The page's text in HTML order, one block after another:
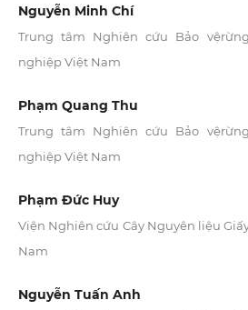
Nguyễn Minh Chí
Trung tâm Nghiên cứu Bảo
nghiệp Việt Nam
Phạm Quang Thu
Trung tâm Nghiên cứu Bảo
nghiệp Việt Nam
Phạm Đức Huy
Viện Nghiên cứu Cây Nguyên liệu
Nam
Nguyễn Tuấn Anh